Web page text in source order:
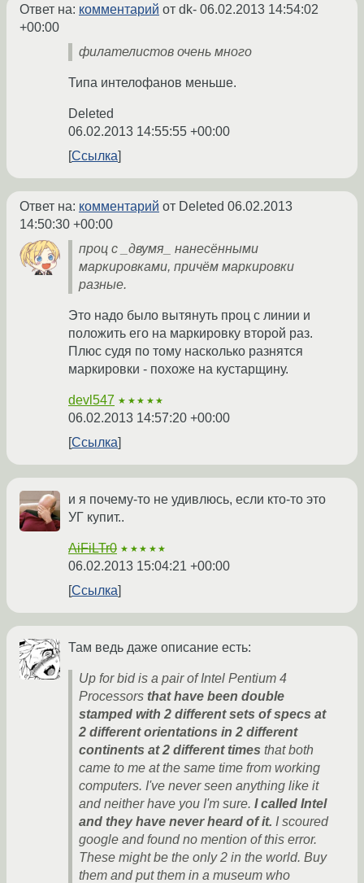
Ответ на: комментарий от dk- 06.02.2013 14:54:02
+00:00
филателистов очень много
Типа интелофанов меньше.
Deleted
06.02.2013 14:55:55 +00:00
Ссылка
Ответ на: комментарий от Deleted 06.02.2013
14:50:30 +00:00
проц с _двумя_ нанесёнными
маркировками, причём маркировки
разные.
Это надо было вытянуть проц с линии и
положить его на маркировку второй раз.
Плюс судя по тому насколько разнятся
маркировки - похоже на кустарщину.
devl547 ★★★★★
06.02.2013 14:57:20 +00:00
Ссылка
и я почему-то не удивлюсь, если кто-то это
УГ купит..
AiFiLTr0 ★★★★★
06.02.2013 15:04:21 +00:00
Ссылка
Там ведь даже описание есть:
Up for bid is a pair of Intel Pentium 4
Processors that have been double
stamped with 2 different sets of specs at
2 different orientations in 2 different
continents at 2 different times that both
came to me at the same time from working
computers. I've never seen anything like it
and neither have you I'm sure. I called Intel
and they have never heard of it. I scoured
google and found no mention of this error.
These might be the only 2 in the world. Buy
them and put them in a museum who